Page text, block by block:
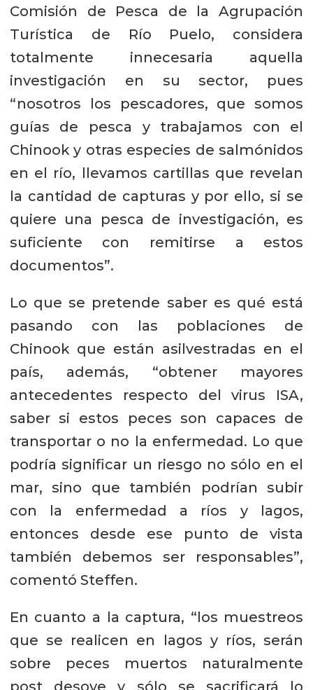
Comisión de Pesca de la Agrupación
Turística de Río Puelo, considera
totalmente innecesaria aquella
investigación en su sector, pues
“nosotros los pescadores, que somos
guías de pesca y trabajamos con el
Chinook y otras especies de salmónidos
en el río, llevamos cartillas que revelan
la cantidad de capturas y por ello, si se
quiere una pesca de investigación, es
suficiente con remitirse a estos
documentos”.
Lo que se pretende saber es qué está
pasando con las poblaciones de
Chinook que están asilvestradas en el
país, además, “obtener mayores
antecedentes respecto del virus ISA,
saber si estos peces son capaces de
transportar o no la enfermedad. Lo que
podría significar un riesgo no sólo en el
mar, sino que también podrían subir
con la enfermedad a ríos y lagos,
entonces desde ese punto de vista
también debemos ser responsables”,
comentó Steffen.
En cuanto a la captura, “los muestreos
que se realicen en lagos y ríos, serán
sobre peces muertos naturalmente